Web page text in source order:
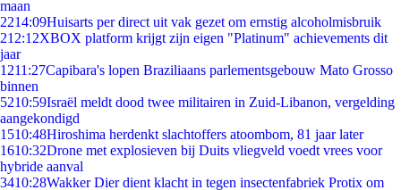
maan
2214:09Huisarts per direct uit vak gezet om ernstig alcoholmisbruik
212:12XBOX platform krijgt zijn eigen "Platinum" achievements dit
jaar
1211:27Capibara's lopen Braziliaans parlementsgebouw Mato Grosso
binnen
5210:59Israël meldt dood twee militairen in Zuid-Libanon, vergelding
aangekondigd
1510:48Hiroshima herdenkt slachtoffers atoombom, 81 jaar later
1610:32Drone met explosieven bij Duits vliegveld voedt vrees voor
hybride aanval
3410:28Wakker Dier dient klacht in tegen insectenfabriek Protix om